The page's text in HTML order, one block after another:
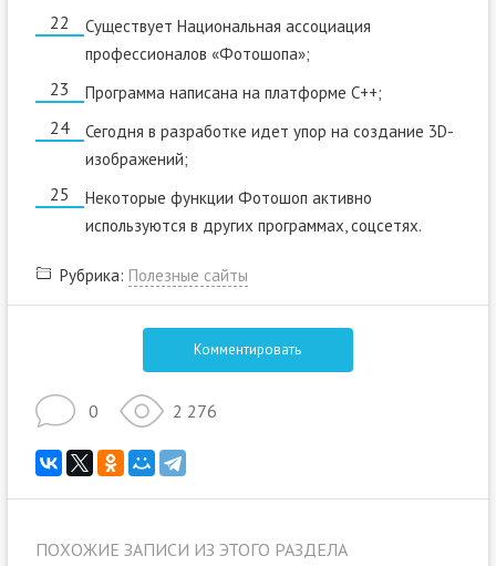
Существует Национальная ассоциация
профессионалов «Фотошопа»;
Программа написана на платформе C++;
Сегодня в разработке идет упор на создание 3D-
изображений;
Некоторые функции Фотошоп активно
используются в других программах, соцсетях.
Рубрика: Полезные сайты
Комментировать
0 2 276
ПОХОЖИЕ ЗАПИСИ ИЗ ЭТОГО РАЗДЕЛА